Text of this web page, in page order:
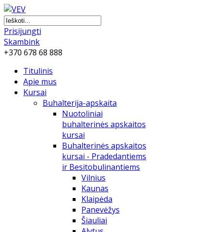
Prisijungti
Skambink
+370 678 68 888
Titulinis
Apie mus
Kursai
Buhalterija-apskaita
Nuotoliniai
buhalterinės apskaitos
kursai
Buhalterinės apskaitos
kursai - Pradedantiems
ir Besitobulinantiems
Vilnius
Kaunas
Klaipėda
Panevėžys
Šiauliai